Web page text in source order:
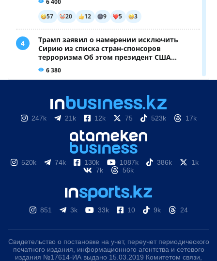
247k 21k 12k 75 523k 17k
520k 74k 130k 1087k 386k
1k
7k
56k
851 3k 33k 10 9k 24
Свидетельство о постановке на учет, переучет периодического
печатного издания, информационного агентства и сетевого
издания №17614-ИА выдано 15.03.2019 Комитетом связи,